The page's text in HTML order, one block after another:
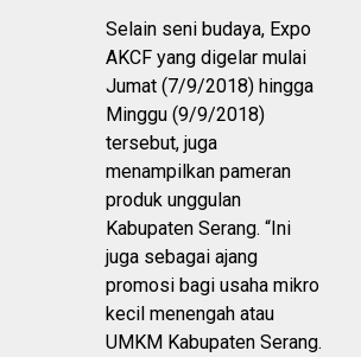
Selain seni budaya, Expo
AKCF yang digelar mulai
Jumat (7/9/2018) hingga
Minggu (9/9/2018)
tersebut, juga
menampilkan pameran
produk unggulan
Kabupaten Serang. “Ini
juga sebagai ajang
promosi bagi usaha mikro
kecil menengah atau
UMKM Kabupaten Serang.